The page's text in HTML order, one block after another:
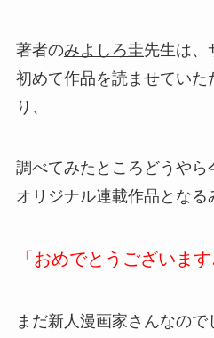
著者のみよしろ圭先生は、
初めて作品を読ませていた
り、
調べてみたところどうや
オリジナル連載作品となる
「おめでとうございます
まだ新人漫画家さんなの